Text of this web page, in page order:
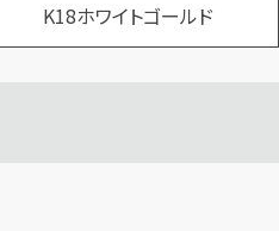
K18ホワイトゴールド